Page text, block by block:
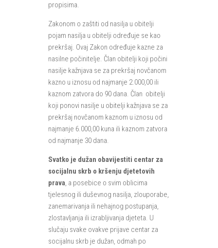
propisima.
Zakonom o zaštiti od nasilja u obitelji
pojam nasilja u obitelji određuje se kao
prekršaj. Ovaj Zakon određuje kazne za
nasilne počinitelje. Član obitelji koji počini
nasilje kažnjava se za prekršaj novčanom
kazno u iznosu od najmanje 2.000,00 ili
kaznom zatvora do 90 dana. Član obitelji
koji ponovi nasilje u obitelji kažnjava se za
prekršaj novčanom kaznom u iznosu od
najmanje 6.000,00 kuna ili kaznom zatvora
od najmanje 30 dana.
Svatko je dužan obavijestiti centar za
socijalnu skrb o kršenju djetetovih
prava, a posebice o svim oblicima
tjelesnog ili duševnog nasilja, zlouporabe,
zanemarivanja ili nehajnog postupanja,
zlostavljanja ili izrabljivanja djeteta. U
slučaju svake ovakve prijave centar za
socijalnu skrb je dužan, odmah po